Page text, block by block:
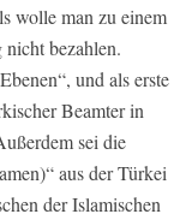
wolle man zu einem
bezahlen.
und als erste
Beamter in
sei die
aus der Türkei
der Islamischen